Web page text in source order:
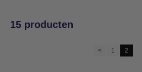
15 producten
populariteit
< 1 2